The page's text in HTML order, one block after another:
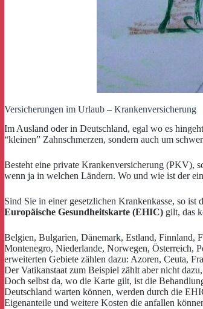
Versicherungen im Urlaub – Krankenversicherung
Im Ausland oder in Deutschland, egal wo es
“kleinen” Zahnschmerzen, sondern auch um
Besteht eine private Krankenversicherung (PKV),
wenn ja in welchen Ländern. Wo und wie ist der
Sind Sie in einer gesetzlichen Krankenkasse, so
Europäische Gesundheitskarte (EHIC) gilt, das
Belgien, Bulgarien, Dänemark, Estland, Finnland,
Montenegro, Niederlande, Norwegen, Österreich,
erweiterten Gebiete zählen dazu: Azoren, Ceuta,
Der Vatikanstaat zum Beispiel zählt aber nicht
Doch selbst da, wo die Karte gilt, ist die
Deutschland warten können, werden durch die
Eigenanteile und weitere Kosten die anfallen